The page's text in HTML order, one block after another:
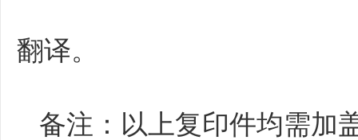
翻译。
备注：以上复印件均需加